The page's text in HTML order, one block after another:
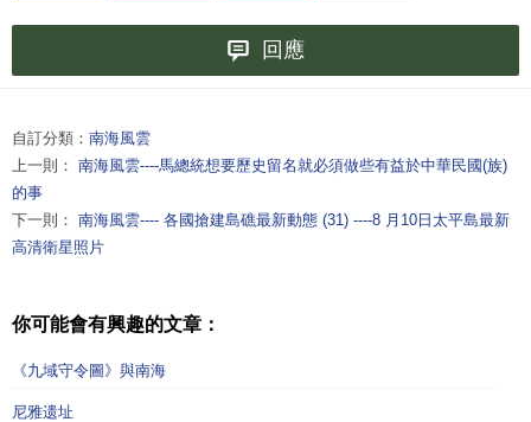
回應
自訂分類： 南海風雲
上一則： 南海風雲----馬總統想要歷史留名就必須做些有益於中華民國(族)
的事
下一則： 南海風雲---- 各國搶建島礁最新動態 (31) ----8 月10日太平島最新
高清衛星照片
你可能會有興趣的文章：
《九域守令圖》與南海
尼雅遗址